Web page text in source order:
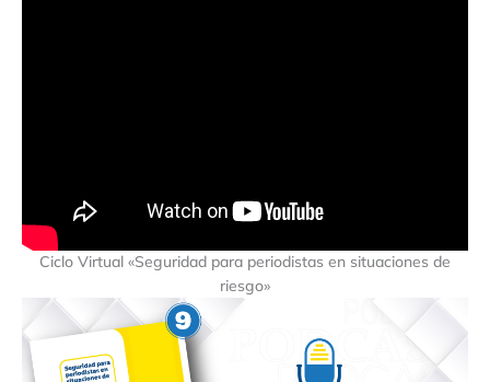
Ciclo Virtual «Seguridad para periodistas en situaciones de
riesgo»